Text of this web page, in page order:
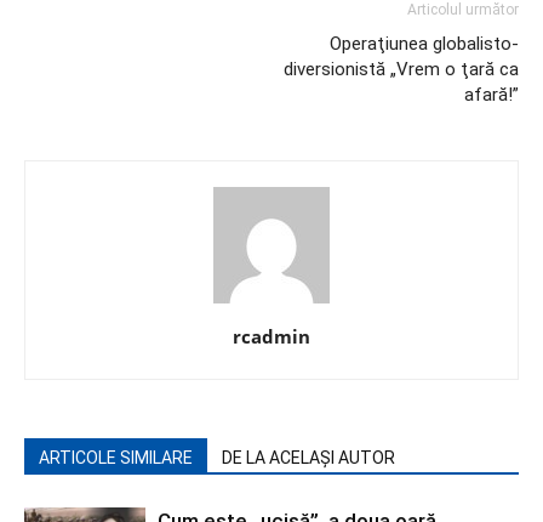
Articolul următor
Operaţiunea globalisto-
diversionistă „Vrem o ţară ca
afară!”
rcadmin
ARTICOLE SIMILARE DE LA ACELAȘI AUTOR